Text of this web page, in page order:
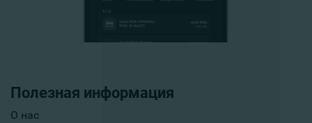
Полезная информация
О нас